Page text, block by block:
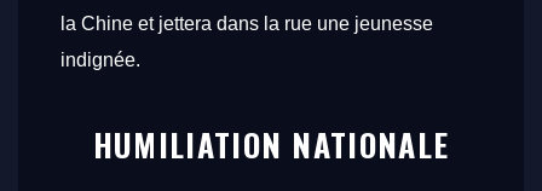
la Chine et jettera dans la rue une jeunesse
indignée.
HUMILIATION NATIONALE